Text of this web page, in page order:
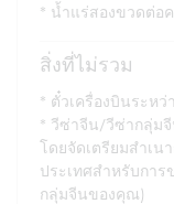
น้ำแร่สองขวดต่อ
สิ่งที่ไม่รวม
ตั๋วเครื่องบินระหว่
วีซ่าจีน/วีซ่ากลุ่มจี
โดยจัดเตรียมสำเน
ประเทศสำหรับกา
กลุ่มจีนของคุณ)